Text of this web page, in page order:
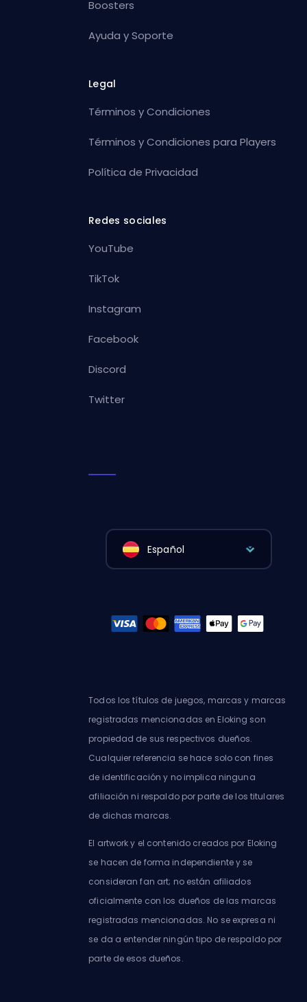
Boosters
Ayuda y Soporte
Legal
Términos y Condiciones
Términos y Condiciones para Players
Política de Privacidad
Redes sociales
YouTube
TikTok
Instagram
Facebook
Discord
Twitter
Español
Todos los títulos de juegos, marcas y marcas
registradas mencionadas en Eloking son
propiedad de sus respectivos dueños.
Cualquier referencia se hace solo con fines
de identificación y no implica ninguna
afiliación ni respaldo por parte de los titulares
de dichas marcas.
El artwork y el contenido creados por Eloking
se hacen de forma independiente y se
consideran fan art; no están afiliados
oficialmente con los dueños de las marcas
registradas mencionadas. No se expresa ni
se da a entender ningún tipo de respaldo por
parte de esos dueños.